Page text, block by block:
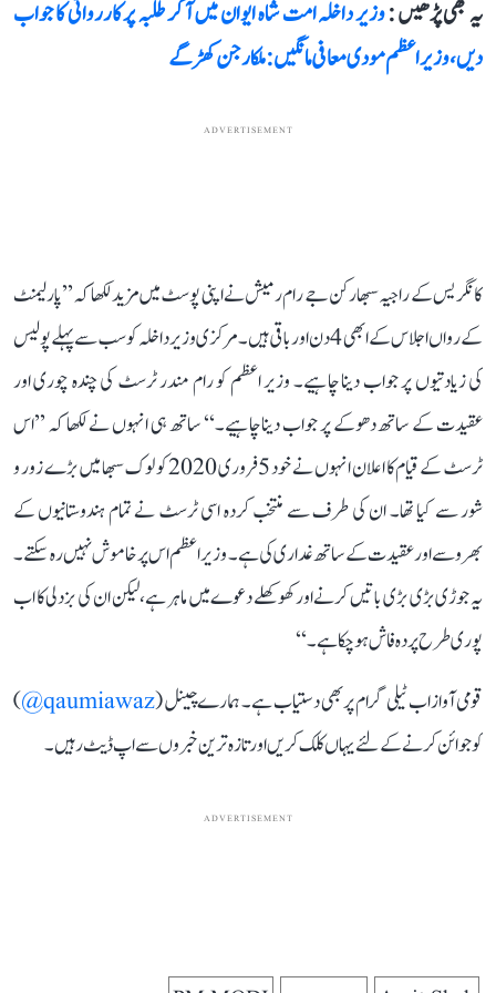
یہ بھی پڑھیں :وزیر داخلہ امت شاہ ایوان میں آ کر طلبہ پر کارروائی کا جواب
دیں، وزیر اعظم مودی معافی مانگیں: ملکارجن کھڑگے
ADVERTISEMENT
کانگریس کے راجیہ سبھا رکن جے رام رمیش نے اپنی پوسٹ میں مزید لکھا کہ ’’پارلیمنٹ
کے رواں اجلاس کے ابھی 4 دن اور باقی ہیں۔ مرکزی وزیر داخلہ کو سب سے پہلے پولیس
کی زیادتیوں پر جواب دینا چاہیے۔ وزیر اعظم کو رام مندر ٹرسٹ کی چندہ چوری اور
عقیدت کے ساتھ دھوکے پر جواب دینا چاہیے۔‘‘ ساتھ ہی انہوں نے لکھا کہ ’’اس
ٹرسٹ کے قیام کا اعلان انہوں نے خود 5 فروری 2020 کو لوک سبھا میں بڑے زور و
شور سے کیا تھا۔ ان کی طرف سے منتخب کردہ اسی ٹرسٹ نے تمام ہندوستانیوں کے
بھروسے اور عقیدت کے ساتھ غداری کی ہے۔ وزیر اعظم اس پر خاموش نہیں رہ سکتے۔
یہ جوڑی بڑی بڑی باتیں کرنے اور کھوکھلے دعوے میں ماہر ہے، لیکن ان کی بزدلی کا اب
پوری طرح پردہ فاش ہو چکا ہے۔‘‘
قومی آواز اب ٹیلی گرام پر بھی دستیاب ہے۔ ہمارے چینل (qaumiawaz@
)
کو جوائن کرنے کے لئے یہاں کلک کریں اور تازہ ترین خبروں سے اپ ڈیٹ رہیں۔
ADVERTISEMENT